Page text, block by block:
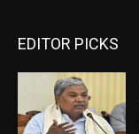
EDITOR PICKS